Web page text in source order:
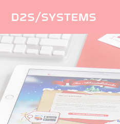
AGENTUR
LÖSUNGEN
LEISTUNGEN
REFERENZEN
KONTAKT